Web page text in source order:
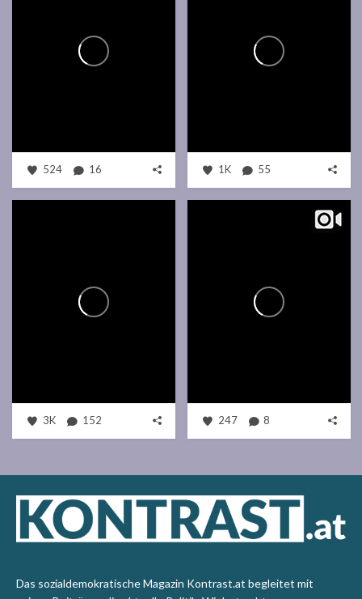
524 16 1K 55
3K 152 247 8
Das sozialdemokratische Magazin Kontrast.at begleitet mit